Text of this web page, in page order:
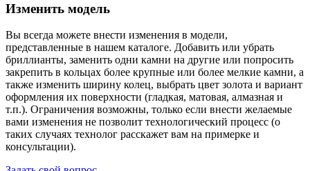
Изменить модель
Вы всегда можете внести изменения в модели,
представленные в нашем каталоге. Добавить или убрать
бриллианты, заменить одни камни на другие или попросить
закрепить в кольцах более крупные или более мелкие камни, а
также изменить ширину колец, выбрать цвет золота и вариант
оформления их поверхности (гладкая, матовая, алмазная и
т.п.). Ограничения возможны, только если внести желаемые
вами изменения не позволит технологический процесс (о
таких случаях технолог расскажет вам на примерке и
консультации).